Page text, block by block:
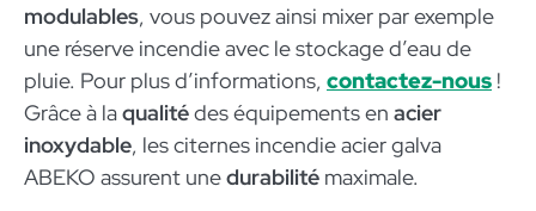
modulables, vous pouvez ainsi mixer par exemple
une réserve incendie avec le stockage d’eau de
pluie. Pour plus d’informations, contactez-nous !
Grâce à laqualitédes équipements en acier
inoxydable, les citernes incendie acier galva
ABEKO assurent unedurabilité maximale.